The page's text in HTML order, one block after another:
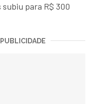
para R$ 300